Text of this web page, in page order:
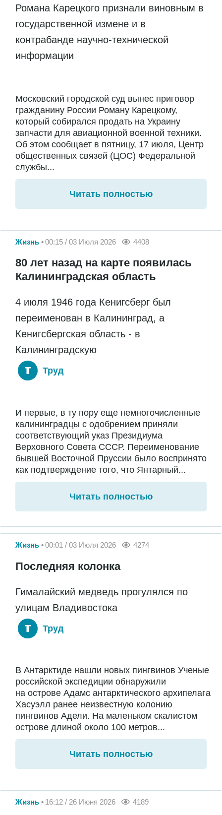
Романа Карецкого признали виновным в
государственной измене и в
контрабанде научно-технической
информации
Московский городской суд вынес приговор
гражданину России Роману Карецкому,
который собирался продать на Украину
запчасти для авиационной военной техники.
Об этом сообщает в пятницу, 17 июля, Центр
общественных связей (ЦОС) Федеральной
службы...
Читать полностью
Жизнь 00:15 / 03 Июля 2026 4408
80 лет назад на карте появилась
Калининградская область
4 июля 1946 года Кенигсберг был
переименован в Калининград, а
Кенигсбергская область - в
Калининградскую
Труд
И первые, в ту пору еще немногочисленные
калининградцы с одобрением приняли
соответствующий указ Президиума
Верховного Совета СССР. Переименование
бывшей Восточной Пруссии было воспринято
как подтверждение того, что Янтарный...
Читать полностью
Жизнь 00:01 / 03 Июля 2026 4274
Последняя колонка
Гималайский медведь прогулялся по
улицам Владивостока
Труд
В Антарктиде нашли новых пингвинов Ученые
российской экспедиции обнаружили
на острове Адамс антарктического архипелага
Хасуэлл ранее неизвестную колонию
пингвинов Адели. На маленьком скалистом
острове длиной около 100 метров...
Читать полностью
Жизнь 16:12 / 26 Июня 2026 4189